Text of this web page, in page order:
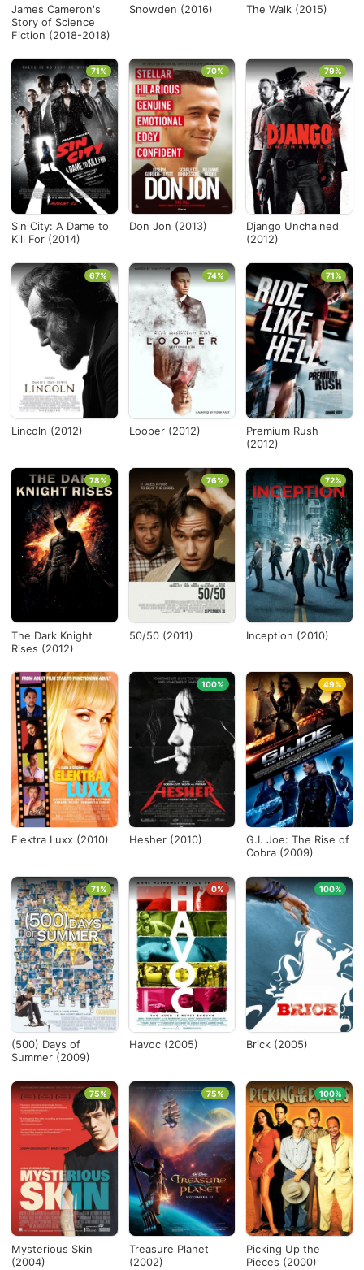
James Cameron's
Story of Science
Fiction (2018-2018)
Snowden (2016) The Walk (2015)
Sin City: A Dame to
Kill For (2014)
71%
Don Jon (2013)
70%
Django Unchained
(2012)
79%
Lincoln (2012)
67%
Looper (2012)
74%
Premium Rush
(2012)
71%
The Dark Knight
Rises (2012)
78%
50/50 (2011)
76%
Inception (2010)
72%
Elektra Luxx (2010) Hesher (2010)
100%
G.I. Joe: The Rise of
Cobra (2009)
49%
(500) Days of
Summer (2009)
71%
Havoc (2005)
0%
Brick (2005)
100%
Mysterious Skin
(2004)
75%
Treasure Planet
(2002)
75%
Picking Up the
Pieces (2000)
100%